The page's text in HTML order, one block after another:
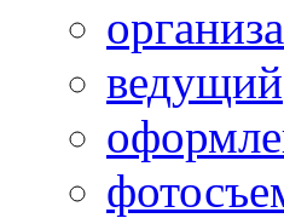
ведущий